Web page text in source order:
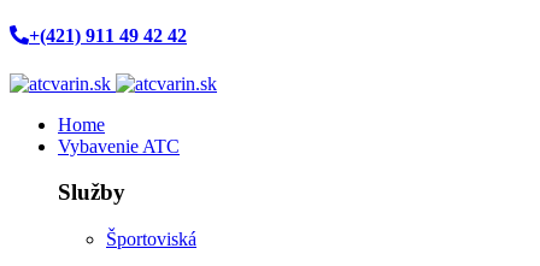
+(421) 911 49 42 42
Home
Vybavenie ATC
Služby
Športoviská